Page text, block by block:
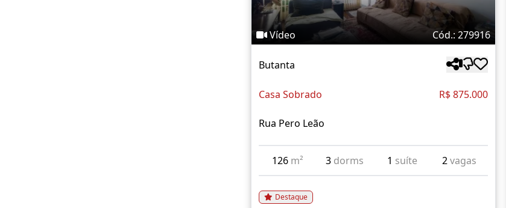
Vídeo Cód.: 279916
Butanta
Casa Sobrado R$ 875.000
Rua Pero Leão
126 m² 3 dorms 1 suíte 2vagas
Destaque